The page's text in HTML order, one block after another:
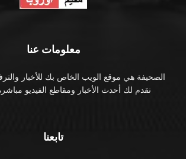
معلومات عنا
الصحيفة هي موقع الويب الخاص بك للأخبار
نقدم لك أحدث الأخبار ومقاطع الفيديو
تابعنا